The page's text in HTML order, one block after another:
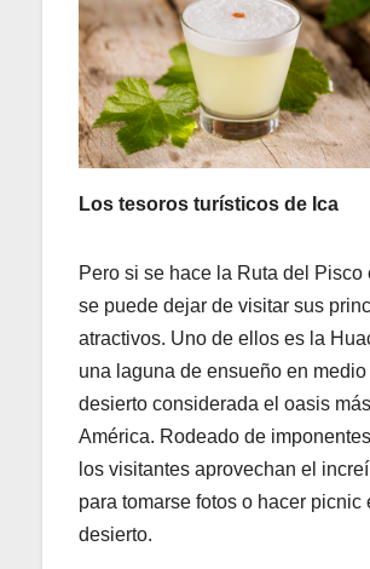
Los tesoros turísticos de Ica
Pero si se hace la Ruta del Pisco
se puede dejar de visitar sus
atractivos. Uno de ellos es la
una laguna de ensueño en medio
desierto considerada el oasis
América. Rodeado de
los visitantes aprovechan el
para tomarse fotos o hacer picnic
desierto.